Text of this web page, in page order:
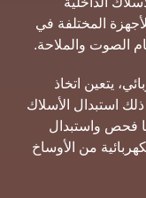
المختلفة في
الصوت والملاحة.
يتعين اتخاذ
استبدال الأسلاك
فحص واستبدال
من الأوساخ